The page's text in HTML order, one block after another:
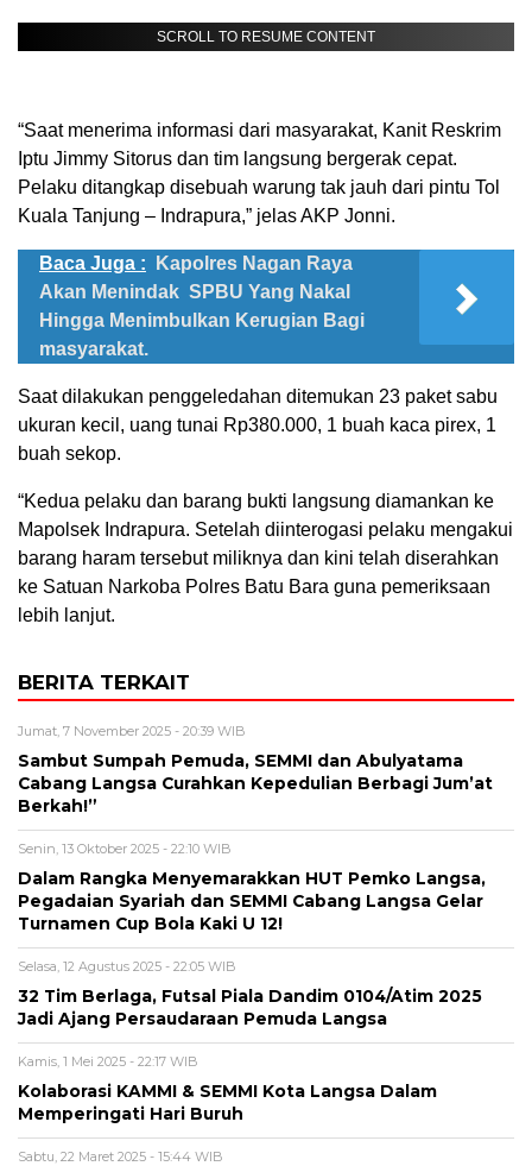
SCROLL TO RESUME CONTENT
“Saat menerima informasi dari masyarakat, Kanit Reskrim
Iptu Jimmy Sitorus dan tim langsung bergerak cepat.
Pelaku ditangkap disebuah warung tak jauh dari pintu Tol
Kuala Tanjung – Indrapura,” jelas AKP Jonni.
Baca Juga :
Kapolres Nagan Raya
Akan Menindak SPBU Yang Nakal
Hingga Menimbulkan Kerugian Bagi
masyarakat.
Saat dilakukan penggeledahan ditemukan 23 paket sabu
ukuran kecil, uang tunai Rp380.000, 1 buah kaca pirex, 1
buah sekop.
“Kedua pelaku dan barang bukti langsung diamankan ke
Mapolsek Indrapura. Setelah diinterogasi pelaku mengakui
barang haram tersebut miliknya dan kini telah diserahkan
ke Satuan Narkoba Polres Batu Bara guna pemeriksaan
lebih lanjut.
BERITA TERKAIT
Jumat, 7 November 2025 - 20:39 WIB
Sambut Sumpah Pemuda, SEMMI dan Abulyatama
Cabang Langsa Curahkan Kepedulian Berbagi Jum’at
Berkah!”
Senin, 13 Oktober 2025 - 22:10 WIB
Dalam Rangka Menyemarakkan HUT Pemko Langsa,
Pegadaian Syariah dan SEMMI Cabang Langsa Gelar
Turnamen Cup Bola Kaki U 12!
Selasa, 12 Agustus 2025 - 22:05 WIB
32 Tim Berlaga, Futsal Piala Dandim 0104/Atim 2025
Jadi Ajang Persaudaraan Pemuda Langsa
Kamis, 1 Mei 2025 - 22:17 WIB
Kolaborasi KAMMI & SEMMI Kota Langsa Dalam
Memperingati Hari Buruh
Sabtu, 22 Maret 2025 - 15:44 WIB